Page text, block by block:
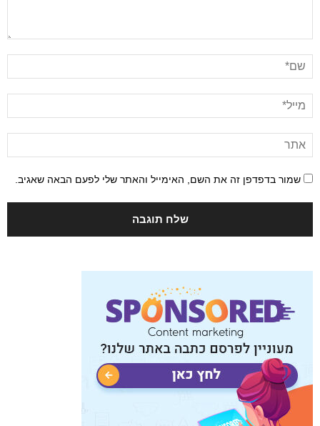
שמור בדפדפן זה את השם, האימייל והאתר שלי לפעם הבאה שאגיב.